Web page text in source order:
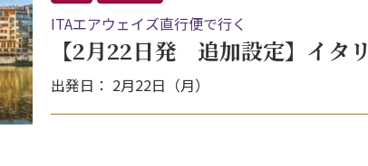
ITAエアウェイズ直行便で行く
【2月22日発 追加設定】イタ
出発日： 2月22日（月）